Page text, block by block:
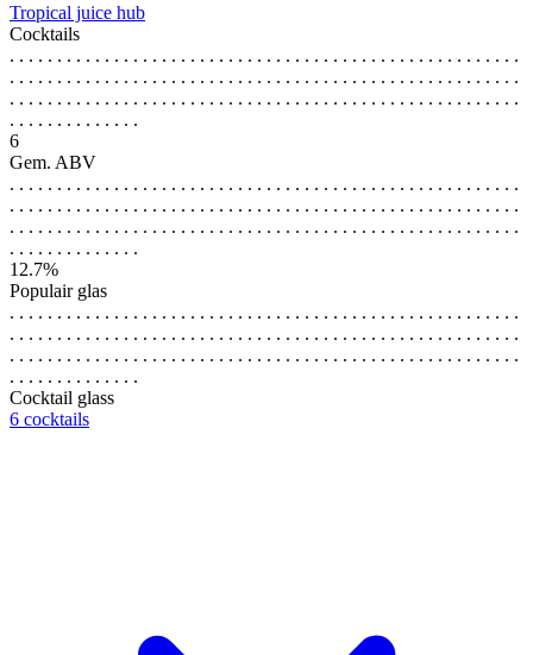
Tropical juice hub
Cocktails
. . . . . . . . . . . . . . . . . . . . . . . . . . . . . . . . . . . . . . . . . . . . . . . . . . . . . .
. . . . . . . . . . . . . . . . . . . . . . . . . . . . . . . . . . . . . . . . . . . . . . . . . . . . . .
. . . . . . . . . . . . . . . . . . . . . . . . . . . . . . . . . . . . . . . . . . . . . . . . . . . . . .
. . . . . . . . . . . . . .
6
Gem. ABV
. . . . . . . . . . . . . . . . . . . . . . . . . . . . . . . . . . . . . . . . . . . . . . . . . . . . . .
. . . . . . . . . . . . . . . . . . . . . . . . . . . . . . . . . . . . . . . . . . . . . . . . . . . . . .
. . . . . . . . . . . . . . . . . . . . . . . . . . . . . . . . . . . . . . . . . . . . . . . . . . . . . .
. . . . . . . . . . . . . .
12.7%
Populair glas
. . . . . . . . . . . . . . . . . . . . . . . . . . . . . . . . . . . . . . . . . . . . . . . . . . . . . .
. . . . . . . . . . . . . . . . . . . . . . . . . . . . . . . . . . . . . . . . . . . . . . . . . . . . . .
. . . . . . . . . . . . . . . . . . . . . . . . . . . . . . . . . . . . . . . . . . . . . . . . . . . . . .
. . . . . . . . . . . . . .
Cocktail glass
6 cocktails